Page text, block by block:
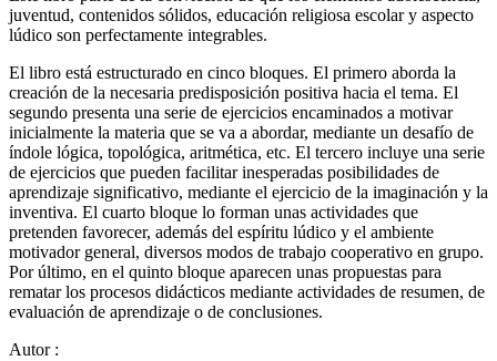
juventud, contenidos sólidos, educación religiosa escolar y aspecto
lúdico son perfectamente integrables.
El libro está estructurado en cinco bloques. El primero aborda la
creación de la necesaria predisposición positiva hacia el tema. El
segundo presenta una serie de ejercicios encaminados a motivar
inicialmente la materia que se va a abordar, mediante un desafío de
índole lógica, topológica, aritmética, etc. El tercero incluye una serie
de ejercicios que pueden facilitar inesperadas posibilidades de
aprendizaje significativo, mediante el ejercicio de la imaginación y la
inventiva. El cuarto bloque lo forman unas actividades que
pretenden favorecer, además del espíritu lúdico y el ambiente
motivador general, diversos modos de trabajo cooperativo en grupo.
Por último, en el quinto bloque aparecen unas propuestas para
rematar los procesos didácticos mediante actividades de resumen, de
evaluación de aprendizaje o de conclusiones.
Autor :